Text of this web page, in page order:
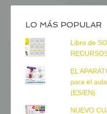
LO MÁS POPULAR
Libro de
EL
para el
(ES/EN)
NUEVO